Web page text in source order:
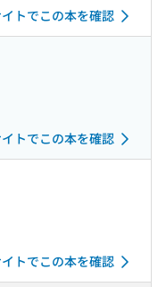
トでこの本を確認
トでこの本を確認
トでこの本を確認